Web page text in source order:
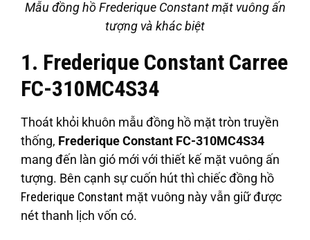
Mẫu đồng hồ Frederique Constant mặt vuông ấn
tượng và khác biệt
1. Frederique Constant Carree
FC-310MC4S34
Thoát khỏi khuôn mẫu đồng hồ mặt tròn truyền
thống, Frederique Constant FC-310MC4S34
mang đến làn gió mới với thiết kế mặt vuông ấn
tượng. Bên cạnh sự cuốn hút thì chiếc đồng hồ
Frederique Constant mặt vuông này vẫn giữ được
nét thanh lịch vốn có.